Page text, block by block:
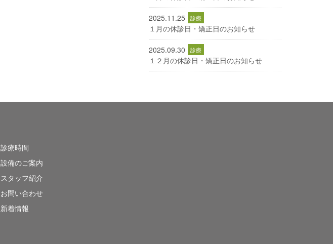
2025.11.25
１月の休診日・矯正日のお知らせ
2025.09.30
１２月の休診日・矯正日のお知らせ
診療時間
設備のご案内
スタッフ紹介
お問い合わせ
新着情報